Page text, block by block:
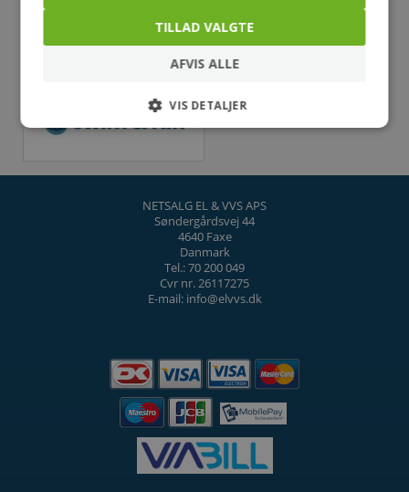
NETSALG EL & VVS APS
Søndergårdsvej 44
4640 Faxe
Danmark
Tel.: 70 200 049
Cvr nr. 26117275
E-mail: info@elvvs.dk
TILLAD VALGTE
AFVIS ALLE
VIS DETALJER